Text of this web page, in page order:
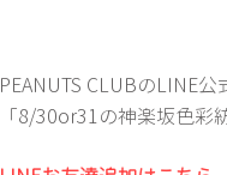
PEANUTS CLUBのLINE公
「8/30or31の神楽坂色彩